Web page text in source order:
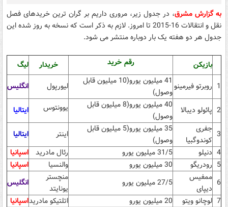
به گزارش مشرق، در جدول زیر، مروری داریم بر گران ترین خریدهای فصل
نقل و انتقالات 16-2015 تا امروز. لازم به ذکر است که نسخه به روز شده این
جدول هر دو هفته یک بار دوباره منتشر می شود.
بازیکن رقم خرید خریدار
لیگ
1 روبرتو فیرمینو
41 میلیون یورو(10 میلیون قابل
وصول)
لیورپول انگلیس
2 پائولو دیبالا
40 میلیون یورو(8 میلیون قابل
وصول)
یوونتوس ایتالیا
3 جفری
کوندوگبیا
35 میلیون یورو(5 میلیون قابل
وصول)
اینتر
ایتالیا
4 دنیلو 31/5 میلیون یورو رئال مادرید
اسپانیا
5 رودریگو 30 میلیون یورو والنسیا
اسپانیا
6 ممفیس
دیپای
27/5 میلیون یورو
منچستر
یونایتد
انگلیس
7 لوچانو ویتو 20 میلیون یورو اتلتیکو مادریداسپانیا